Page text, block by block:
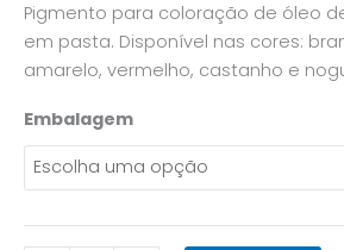
Pigmento para coloração de óleo
em pasta. Disponível nas cores:
amarelo, vermelho, castanho e
Embalagem
e
cera
em
pasta